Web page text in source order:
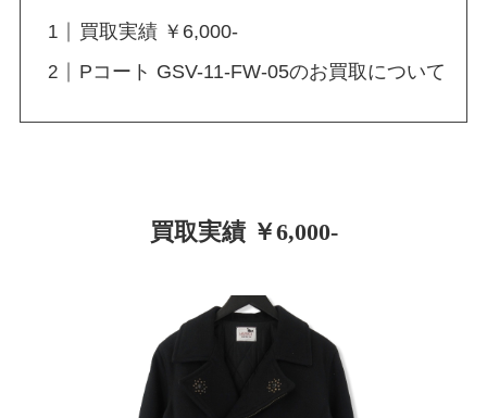
買取実績 ￥6,000-
Pコート GSV-11-FW-05のお買取について
買取実績 ￥6,000-